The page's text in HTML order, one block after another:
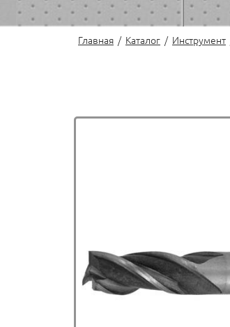
Главная Каталог Инструмент